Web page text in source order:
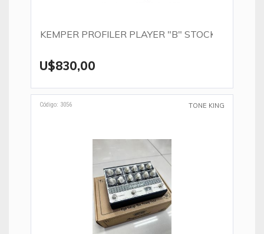
KEMPER PROFILER PLAYER "B" STOCK
U$830,00
Código: 3056 TONE KING